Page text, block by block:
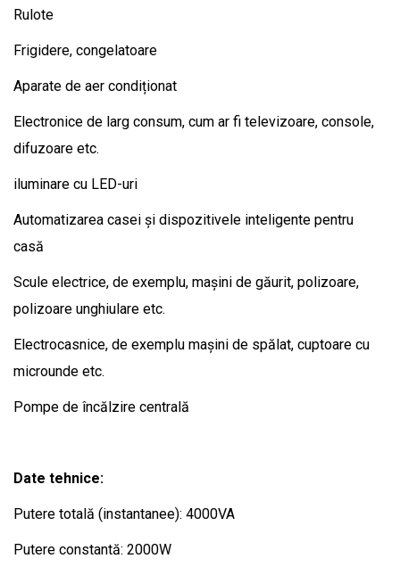
Rulote
Frigidere, congelatoare
Aparate de aer condiționat
Electronice de larg consum, cum ar fi televizoare, console,
difuzoare etc.
iluminare cu LED-uri
Automatizarea casei și dispozitivele inteligente pentru
casă
Scule electrice, de exemplu, mașini de găurit, polizoare,
polizoare unghiulare etc.
Electrocasnice, de exemplu mașini de spălat, cuptoare cu
microunde etc.
Pompe de încălzire centrală
Date tehnice:
Putere totală (instantanee): 4000VA
Putere constantă: 2000W